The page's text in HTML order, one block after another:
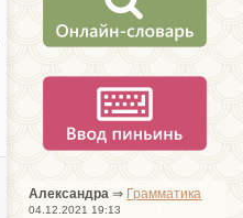
Александра ⇒ Грамматика
04.12.2021 19:13